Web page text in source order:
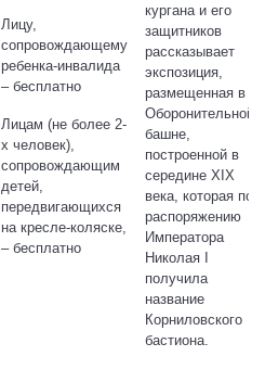
Лицу,
сопровождающему
ребенка-инвалида
– бесплатно
Лицам (не более 2-
х человек),
сопровождающим
детей,
передвигающихся
на кресле-коляске,
– бесплатно
кургана и его
защитников
рассказывает
экспозиция,
размещенная в
Оборонительной
башне,
построенной в
середине XIX
века, которая по
распоряжению
Императора
Николая I
получила
название
Корниловского
бастиона.